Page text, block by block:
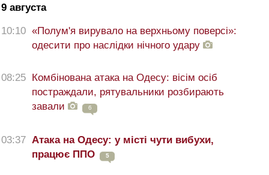
9 августа
10:10 «Полум'я вирувало на верхньому поверсі»:
одесити про наслідки нічного удару
08:25 Комбінована атака на Одесу: вісім осіб
постраждали, рятувальники розбирають
завали
6
03:37 Атака на Одесу: у місті чути вибухи,
працює ППО
5